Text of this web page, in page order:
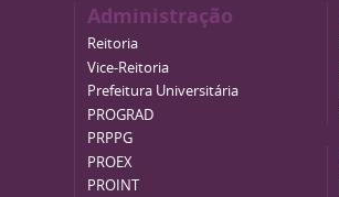
Administração
Reitoria
Vice-Reitoria
Prefeitura Universitária
PROGRAD
PRPPG
PROEX
PROINT